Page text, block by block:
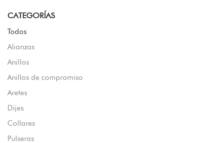
CATEGORÍAS
Todos
Alianzas
Anillos
Anillos de compromiso
Aretes
Dijes
Collares
Pulseras